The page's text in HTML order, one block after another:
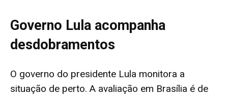
Governo Lula acompanha
desdobramentos
O governo do presidente Lula monitora a
situação de perto. A avaliação em Brasília é de